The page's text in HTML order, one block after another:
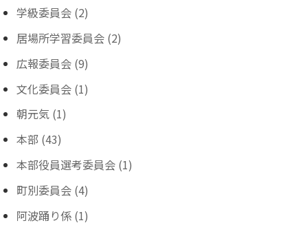
学級委員会 (2)
居場所学習委員会 (2)
広報委員会 (9)
文化委員会 (1)
朝元気 (1)
本部 (43)
本部役員選考委員会 (1)
町別委員会 (4)
阿波踊り係 (1)